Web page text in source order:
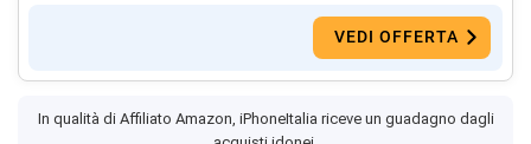
VEDI OFFERTA
In qualità di Affiliato Amazon, iPhoneItalia riceve un guadagno dagli